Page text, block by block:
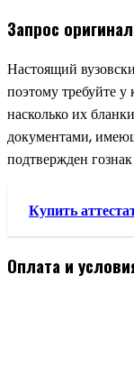
Запрос
Настоящий
поэтому требуйте
насколько их
документами,
подтвержден
Купить
Оплата и